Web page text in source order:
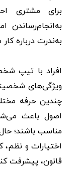
برای مشتری
به‌ندرت درباره
ویژگی‌های
چندین حرفه
اصول باعث
مناسب باشند؛
اختیارات و
قانون، پیشرفت